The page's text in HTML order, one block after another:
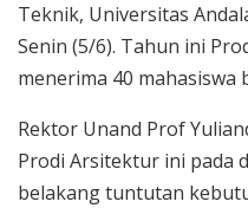
Teknik, Universitas
Senin (5/6). Tahun ini
menerima 40 mahasiswa
Rektor Unand Prof
Prodi Arsitektur ini pada
belakang tuntutan